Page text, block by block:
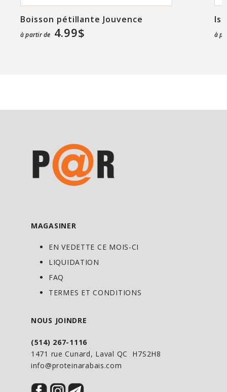
Boisson pétillante Jouvence
à partir de 4.99$ à
MAGASINER
EN VEDETTE CE MOIS-CI
LIQUIDATION
FAQ
TERMES ET CONDITIONS
NOUS JOINDRE
(514) 267-1116
1471 rue Cunard, Laval QC H7S2H8
info@proteinarabais.com